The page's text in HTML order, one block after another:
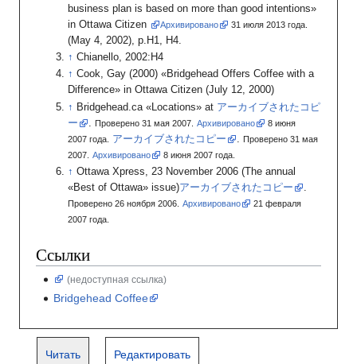
business plan is based on more than good intentions»
in Ottawa Citizen
Архивировано 31 июля 2013 года.
(May 4, 2002), p.H1, H4.
Chianello, 2002:H4
Cook, Gay (2000) «Bridgehead Offers Coffee with a
Difference» in Ottawa Citizen (July 12, 2000)
Bridgehead.ca «Locations» at アーカイブされたコピ
ー
Проверено 31 мая 2007. Архивировано 8 июня
2007 года. アーカイブされたコピー
Проверено 31 мая
2007.
Архивировано 8 июня 2007 года.
Ottawa Xpress, 23 November 2006 (The annual
«Best of Ottawa» issue)アーカイブされたコピー .
Проверено 26 ноября 2006. Архивировано 21 февраля
2007 года.
Ссылки
(недоступная ссылка)
Bridgehead Coffee
Читать Редактировать